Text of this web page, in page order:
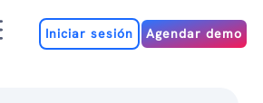
MenúIniciar sesión Agendar demo